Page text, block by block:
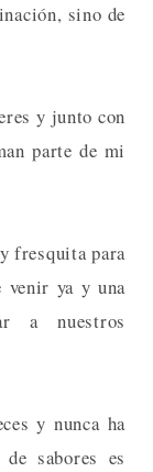
sino de
y junto con
parte de mi
fresquita para
venir ya y una
a nuestros
y nunca ha
sabores es